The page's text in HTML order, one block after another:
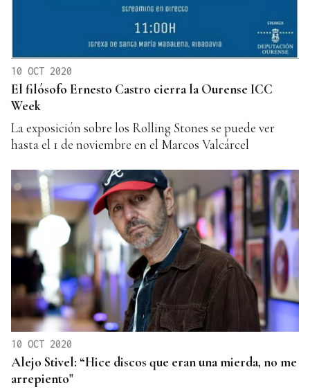
10 OCT 2020
El filósofo Ernesto Castro cierra la Ourense ICC
Week
La exposición sobre los Rolling Stones se puede ver
hasta el 1 de noviembre en el Marcos Valcárcel
10 OCT 2020
Alejo Stivel: “Hice discos que eran una mierda, no me
arrepiento"